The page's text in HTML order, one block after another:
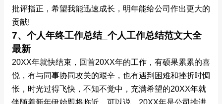
批评指正，希望我能迅速成长，明年能给公司作出更大的
贡献!
7、个人年终工作总结_个人工作总结范文大全
最新
20XX年就快结束，回首20XX年的工作，有硕果累累的喜
悦，有与同事协同攻关的艰辛，也有遇到困难和挫折时惆
怅，时光过得飞快，不知不觉中，充满希望的20XX年就
伴随着新年伊始即将临近。可以说，20XX年是公司推进